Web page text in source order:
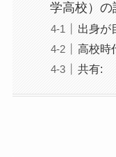
学高校）の
出身が
高校時
共有: